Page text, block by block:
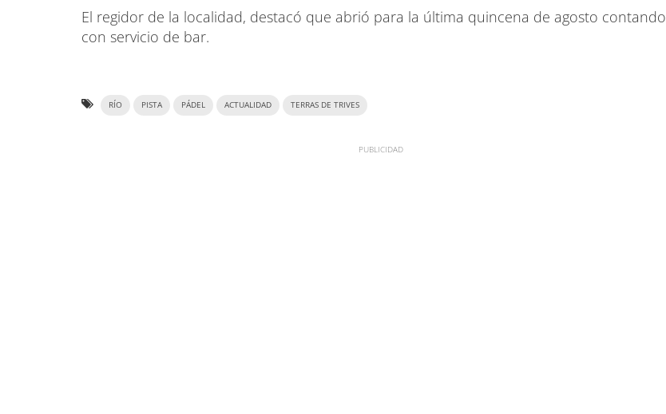
El regidor de la localidad, destacó que abrió para la última quincena de agosto contando
con servicio de bar.
RÍO PISTA PÁDEL ACTUALIDAD TERRAS DE TRIVES